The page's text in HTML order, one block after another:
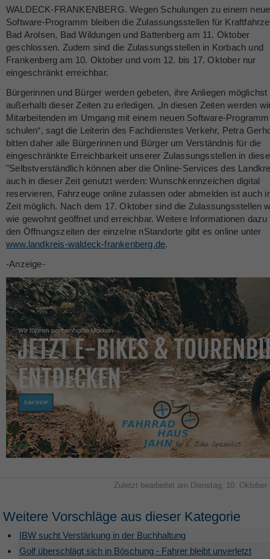
WALDECK-FRANKENBERG. Wegen Schulungen zu einem
Software-Programm bleiben die Zulassungsstellen für
Bad Arolsen, Bad Wildungen und Battenberg am 11. Oktober
geschlossen. Zudem sind die Zulassungsstellen in Korbach und
Frankenberg am 10. Oktober und vom 12. bis 17. Oktober nur
eingeschränkt erreichbar.
Bürgerinnen und Bürger werden gebeten, ihre Anliegen möglichst
außerhalb dieser Zeiten zu erledigen. „In diesen Zeiten werden
Mitarbeitenden im Umgang mit einem neuen Software-Programm
schulen“, sagt die Leiterin des Fachdienstes Verkehr, Petra
bitten daher alle Bürgerinnen und Bürger um Verständnis für die
eingeschränkte Erreichbarkeit unserer Zulassungsstellen in
"Selbstverständlich können aber die Online-Services des
auch in dieser Zeit genutzt werden: Wunschkennzeichen digital
reservieren, Fahrzeuge online zulassen oder abmelden ist auch
Zeit möglich. Nach dem 17. Oktober sind die Zulassungsstellen
wie gewohnt geöffnet und erreichbar. Weitere Informationen dazu
den Öffnungszeiten der einzelne nStandorte gibt es online unter
www.landkreis-waldeck-frankenberg.de.
-Anzeige-
Zuletzt bearbeitet am Dienstag, 10. Oktober
Weitere Vorschläge aus dieser Kategorie
IBW sucht Verstärkung in der Buchhaltung
Golf überschlägt sich in Böschung - Fahrer bleibt unverletzt